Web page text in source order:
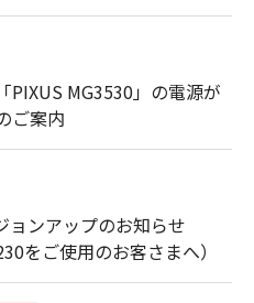
PIXUS MG3530」の電源が
ご案内
ョンアップのお知らせ
をご使用のお客さまへ）